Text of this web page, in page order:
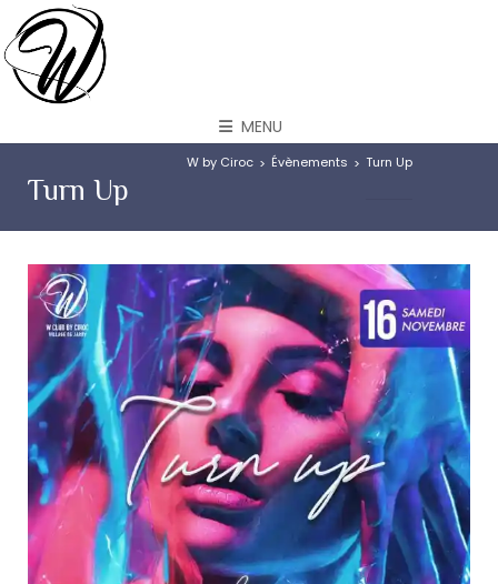
MENU
Turn Up
W by Ciroc > Évènements > Turn Up